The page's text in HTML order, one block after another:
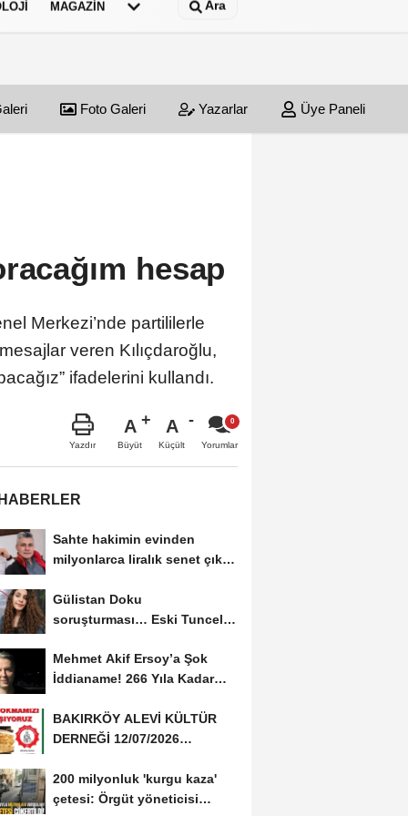
MAGAZIN Ara
Foto Galeri Yazarlar Üye Paneli
hesap
Merkezi’nde partililerle
veren Kılıçdaroğlu,
ifadelerini kullandı.
Yazdır
A
Büyüt
A
Küçült Yorumlar
Sahte hakimin evinden
milyonlarca liralık senet çıktı:
Gülistan Doku
soruşturması… Eski Tunceli
Mehmet Akif Ersoy’a Şok
İddianame! 266 Yıla Kadar
BAKIRKÖY ALEVİ KÜLTÜR
DERNEĞİ 12/07/2026
DAVETİNE...
200 milyonluk 'kurgu kaza'
çetesi: Örgüt yöneticisi